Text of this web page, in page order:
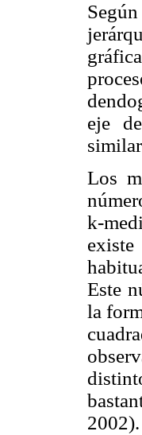
eje
Los
k-
Este
la
2002).